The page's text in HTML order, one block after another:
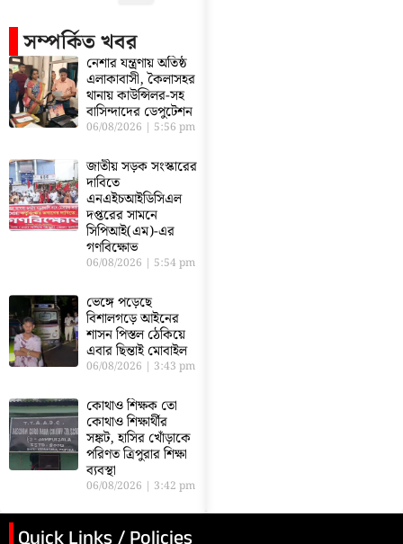
সম্পর্কিত খবর
নেশার যন্ত্রণায় অতিষ্ঠ
এলাকাবাসী, কৈলাসহর
থানায় কাউন্সিলর-সহ
বাসিন্দাদের ডেপুটেশন
06/08/2026 5:56 pm
জাতীয় সড়ক সংস্কারের
দাবিতে
এনএইচআইডিসিএল
দপ্তরের সামনে
সিপিআই(এম)-এর
গণবিক্ষোভ
06/08/2026 5:54 pm
ভেঙ্গে পড়েছে
বিশালগড়ে আইনের
শাসন পিস্তল ঠেকিয়ে
এবার ছিন্তাই মোবাইল
06/08/2026 3:43 pm
কোথাও শিক্ষক তো
কোথাও শিক্ষার্থীর
সঙ্কট, হাসির খোঁড়াকে
পরিণত ত্রিপুরার শিক্ষা
ব্যবস্থা
06/08/2026 3:42 pm